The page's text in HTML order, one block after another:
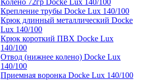
Колено 72гр Docke Lux 140/100
Крепление трубы Docke Lux 140/100
Крюк длинный металлический Docke
Lux 140/100
Крюк короткий ПВХ Docke Lux
140/100
Отвод (нижнее колено) Docke Lux
140/100
Приемная воронка Docke Lux 140/100